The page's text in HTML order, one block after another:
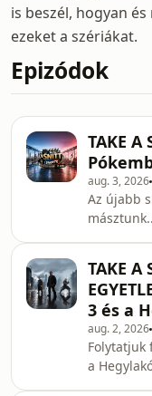
is beszél, hogyan
ezeket a szériákat.
Epizódok
TAKE A
aug. 3, 2026
Az újabb
tett jót a
fossák...
Ádám és
TAKE A
3 és a
aug. 2, 2026
Folytatjuk
a